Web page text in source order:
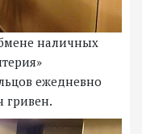
наличных
ежедневно
гривен.